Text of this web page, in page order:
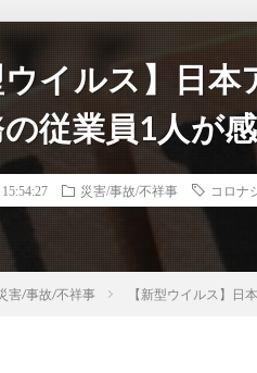
ウイルス】日
従業員1人が
災害/事故/不祥事 コロナ
害/事故/不祥事 【新型ウイルス】日